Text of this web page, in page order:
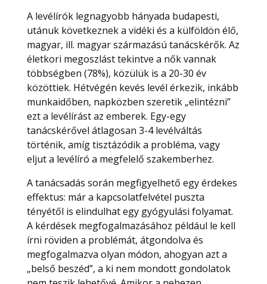
A levélírók legnagyobb hányada budapesti,
utánuk következnek a vidéki és a külföldön élő,
magyar, ill. magyar származású tanácskérők. Az
életkori megoszlást tekintve a nők vannak
többségben (78%), közülük is a 20-30 év
közöttiek. Hétvégén kevés levél érkezik, inkább
munkaidőben, napközben szeretik „elintézni”
ezt a levélírást az emberek. Egy-egy
tanácskérővel átlagosan 3-4 levélváltás
történik, amíg tisztázódik a probléma, vagy
eljut a levélíró a megfelelő szakemberhez.
A tanácsadás során megfigyelhető egy érdekes
effektus: már a kapcsolatfelvétel puszta
tényétől is elindulhat egy gyógyulási folyamat.
A kérdések megfogalmazásához például le kell
írni röviden a problémát, átgondolva és
megfogalmazva olyan módon, ahogyan azt a
„belső beszéd”, a ki nem mondott gondolatok